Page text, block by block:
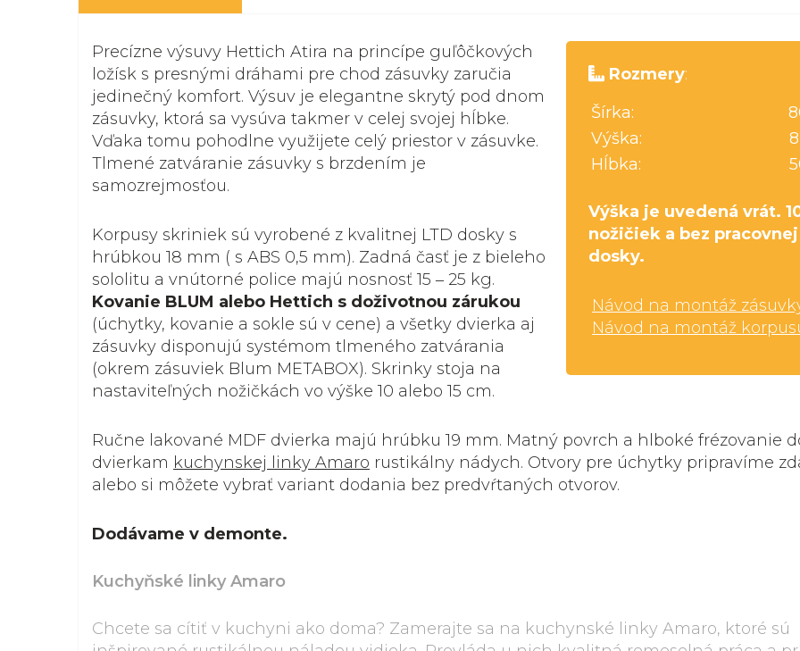
Rozmery:
Šírka:
Výška:
Hĺbka:
Výška je uvedená vrát.
nožičiek a bez pracovnej
dosky.
Návod na montáž
Návod na montáž
Precízne výsuvy Hettich Atira na princípe guľôčkových
ložísk s presnými dráhami pre chod zásuvky zaručia
jedinečný komfort. Výsuv je elegantne skrytý pod dnom
zásuvky, ktorá sa vysúva takmer v celej svojej hĺbke.
Vďaka tomu pohodlne využijete celý priestor v zásuvke.
Tlmené zatváranie zásuvky s brzdením je
samozrejmosťou.
Korpusy skriniek sú vyrobené z kvalitnej LTD dosky s
hrúbkou 18 mm ( s ABS 0,5 mm). Zadná časť je z bieleho
sololitu a vnútorné police majú nosnosť 15 ‒ 25 kg.
Kovanie BLUM alebo Hettich s doživotnou zárukou
(úchytky, kovanie a sokle sú v cene) a všetky dvierka aj
zásuvky disponujú systémom tlmeného zatvárania
(okrem zásuviek Blum METABOX). Skrinky stoja na
nastaviteľných nožičkách vo výške 10 alebo 15 cm.
Ručne lakované MDF dvierka majú hrúbku 19 mm. Matný povrch a hlboké frézovanie
dvierkam kuchynskej linky Amaro rustikálny nádych. Otvory pre úchytky pripravíme
alebo si môžete vybrať variant dodania bez predvŕtaných otvorov.
Dodávame v demonte.
Kuchyňské linky Amaro
Chcete sa cítiť v kuchyni ako doma? Zamerajte sa na kuchynské linky Amaro, ktoré sú